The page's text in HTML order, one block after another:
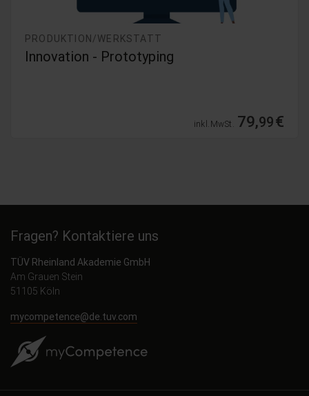
PRODUKTION/WERKSTATT
Sicheres Arbeiten mit dem Gabelstapler
inkl. MwSt. 9,99€
Fragen? Kontaktiere uns
TÜV Rheinland Akademie GmbH
Am Grauen Stein
51105 Köln
mycompetence@de.tuv.com